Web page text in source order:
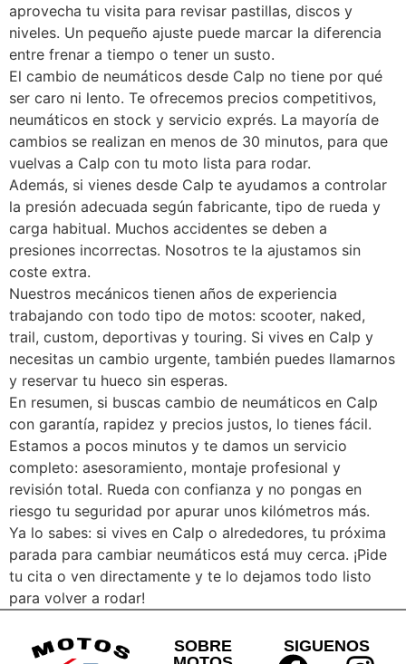
aprovecha tu visita para revisar pastillas, discos y
niveles. Un pequeño ajuste puede marcar la diferencia
entre frenar a tiempo o tener un susto.
El cambio de neumáticos desde Calp no tiene por qué
ser caro ni lento. Te ofrecemos precios competitivos,
neumáticos en stock y servicio exprés. La mayoría de
cambios se realizan en menos de 30 minutos, para que
vuelvas a Calp con tu moto lista para rodar.
Además, si vienes desde Calp te ayudamos a controlar
la presión adecuada según fabricante, tipo de rueda y
carga habitual. Muchos accidentes se deben a
presiones incorrectas. Nosotros te la ajustamos sin
coste extra.
Nuestros mecánicos tienen años de experiencia
trabajando con todo tipo de motos: scooter, naked,
trail, custom, deportivas y touring. Si vives en Calp y
necesitas un cambio urgente, también puedes llamarnos
y reservar tu hueco sin esperas.
En resumen, si buscas cambio de neumáticos en Calp
con garantía, rapidez y precios justos, lo tienes fácil.
Estamos a pocos minutos y te damos un servicio
completo: asesoramiento, montaje profesional y
revisión total. Rueda con confianza y no pongas en
riesgo tu seguridad por apurar unos kilómetros más.
Ya lo sabes: si vives en Calp o alrededores, tu próxima
parada para cambiar neumáticos está muy cerca. ¡Pide
tu cita o ven directamente y te lo dejamos todo listo
para volver a rodar!
SOBRE
SIGUENOS